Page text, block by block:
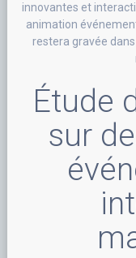
innovantes et
animation
restera gravée
Étude
sur